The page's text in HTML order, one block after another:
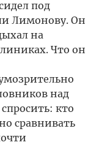
под
Лимонову. Он
на
Что он
над
кто
сравнивать